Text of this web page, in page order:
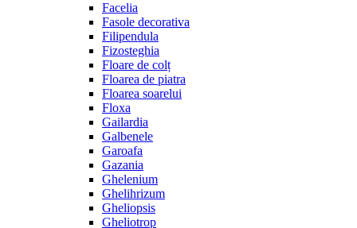
Facelia
Fasole decorativa
Filipendula
Fizosteghia
Floare de colț
Floarea de piatra
Floarea soarelui
Floxa
Gailardia
Galbenele
Garoafa
Gazania
Ghelenium
Ghelihrizum
Gheliopsis
Gheliotrop